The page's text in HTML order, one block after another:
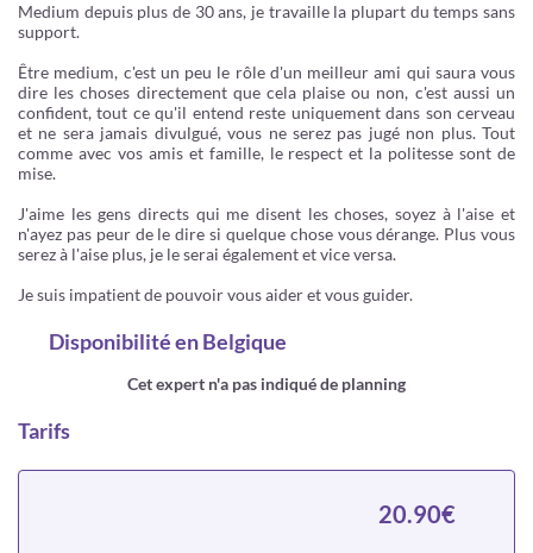
Medium depuis plus de 30 ans, je travaille la plupart du temps sans
support.
Être medium, c'est un peu le rôle d'un meilleur ami qui saura vous
dire les choses directement que cela plaise ou non, c'est aussi un
confident, tout ce qu'il entend reste uniquement dans son cerveau
et ne sera jamais divulgué, vous ne serez pas jugé non plus. Tout
comme avec vos amis et famille, le respect et la politesse sont de
mise.
J'aime les gens directs qui me disent les choses, soyez à l'aise et
n'ayez pas peur de le dire si quelque chose vous dérange. Plus vous
serez à l'aise plus, je le serai également et vice versa.
Je suis impatient de pouvoir vous aider et vous guider.
Disponibilitéen Belgique
Cet expert n'a pas indiqué de planning
Tarifs
20.90€